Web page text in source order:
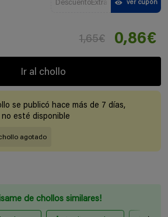
DescuentoExtra ver cupón
1,65€ 0,86€
Ir al chollo
se publicó hace más de 7 días,
esté disponible
agotado
de chollos similares!